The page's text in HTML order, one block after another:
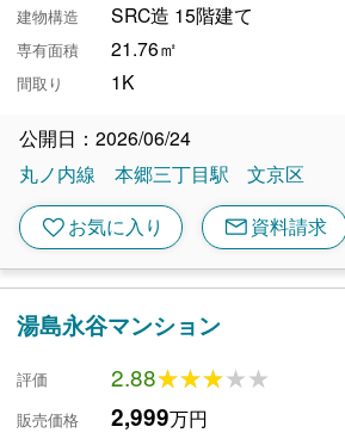
建物構造 SRC造 15階建て
専有面積 21.76㎡
間取り 1K
公開日：2026/06/24
丸ノ内線
本郷三丁目駅 文京区
favoriteお気に入り mail資料請求
湯島永谷マンション
評価 2.88★★★★★
★★★★★
販売価格 2,999万円